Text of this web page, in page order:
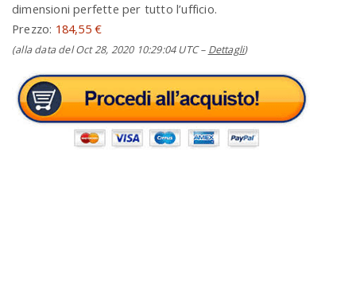
dimensioni perfette per tutto l’ufficio.
Prezzo: 184,55 €
(alla data del Oct 28, 2020 10:29:04 UTC – Dettagli)